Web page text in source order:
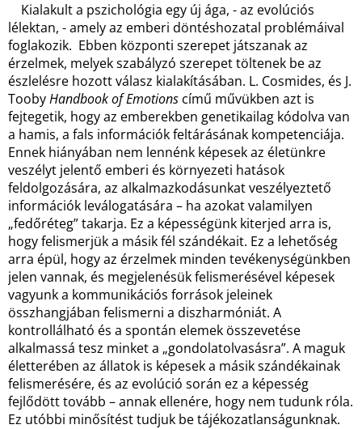
Kialakult a pszichológia egy új ága, - az evolúciós
lélektan, - amely az emberi döntéshozatal problémáival
foglakozik. Ebben központi szerepet játszanak az
érzelmek, melyek szabályzó szerepet töltenek be az
észlelésre hozott válasz kialakításában. L. Cosmides, és J.
ToobyHandbook of Emotions című művükben azt is
fejtegetik, hogy az emberekben genetikailag kódolva van
a hamis, a fals információk feltárásának kompetenciája.
Ennek hiányában nem lennénk képesek az életünkre
veszélyt jelentő emberi és környezeti hatások
feldolgozására, az alkalmazkodásunkat veszélyeztető
információk leválogatására – ha azokat valamilyen
„fedőréteg” takarja. Ez a képességünk kiterjed arra is,
hogy felismerjük a másik fél szándékait. Ez a lehetőség
arra épül, hogy az érzelmek minden tevékenységünkben
jelen vannak, és megjelenésük felismerésével képesek
vagyunk a kommunikációs források jeleinek
összhangjában felismerni a diszharmóniát. A
kontrollálható és a spontán elemek összevetése
alkalmassá tesz minket a „gondolatolvasásra”. A maguk
életterében az állatok is képesek a másik szándékainak
felismerésére, és az evolúció során ez a képesség
fejlődött tovább – annak ellenére, hogy nem tudunk róla.
Ez utóbbi minősítést tudjuk be tájékozatlanságunknak.